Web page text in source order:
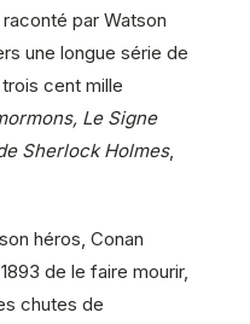
par Watson
une longue série de
cent mille
Le Signe
Sherlock Holmes,
héros, Conan
de le faire mourir,
chutes de